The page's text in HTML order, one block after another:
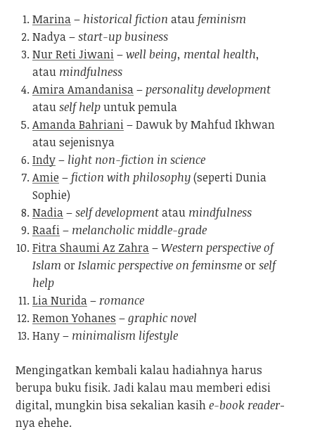
Marina– historical fiction ataufeminism
Nadya –start-up business
Nur Reti Jiwani–well being, mental health,
atau mindfulness
Amira Amandanisa– personality development
atauself helpuntuk pemula
Amanda Bahriani– Dawuk by Mahfud Ikhwan
atau sejenisnya
Indy– light non-fiction in science
Amie –fiction with philosophy(seperti Dunia
Sophie)
Nadia–self developmentatau mindfulness
Raafi– melancholic middle-grade
Fitra Shaumi Az Zahra–Western perspective of
Islam orIslamic perspective on feminsmeorself
help
Lia Nurida–romance
Remon Yohanes –graphic novel
Hany – minimalism lifestyle
Mengingatkan kembali kalau hadiahnya harus
berupa buku fisik. Jadi kalau mau memberi edisi
digital, mungkin bisa sekalian kasihe-book reader-
nya ehehe.